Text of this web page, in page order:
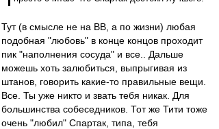
Тут (в смысле не на ВВ, а по жизни) любая
подобная "любовь" в конце концов проходит
пик "наполнения сосуда" и все.. Дальше
можешь хоть залюбиться, выпрыгивая из
штанов, говорить какие-то правильные вещи.
Все. Ты уже никто и звать тебя никак. Для
большинства собеседников. Тот же Тити тоже
очень "любил" Спартак, типа, тебя